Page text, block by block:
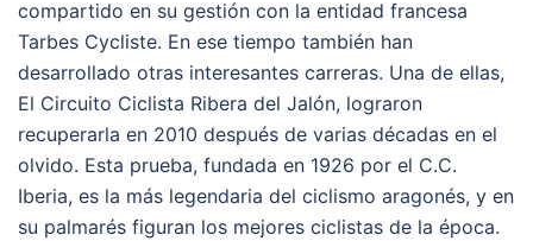
compartido en su gestión con la entidad francesa
Tarbes Cycliste. En ese tiempo también han
desarrollado otras interesantes carreras. Una de ellas,
El Circuito Ciclista Ribera del Jalón, lograron
recuperarla en 2010 después de varias décadas en el
olvido. Esta prueba, fundada en 1926 por el C.C.
Iberia, es la más legendaria del ciclismo aragonés, y en
su palmarés figuran los mejores ciclistas de la época.